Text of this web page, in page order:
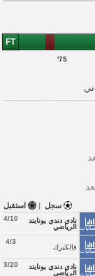
75'
FT
سجل استقبل
4/10
نادي دندي يونايتد
الرياضي
4/3
فالكيرك
3/20
نادي دندي يونايتد
الرياضي